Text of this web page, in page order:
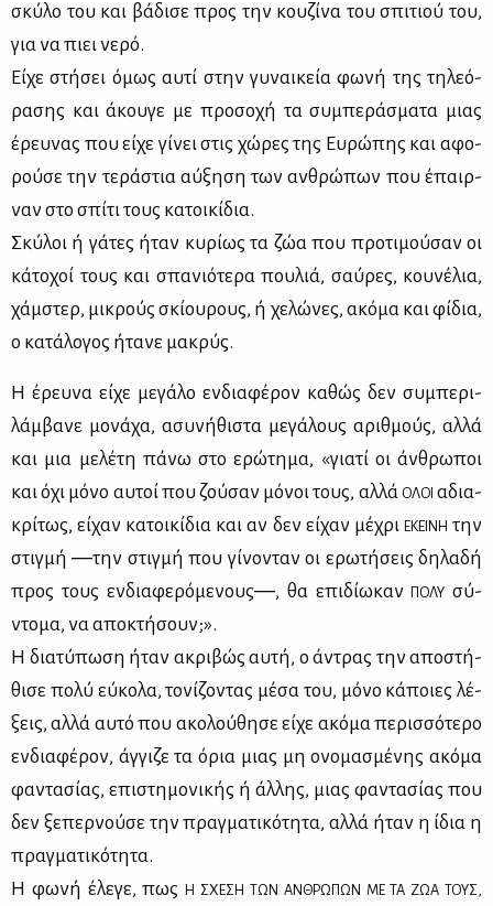
σκύ­λο του και βά­δι­σε προς την κου­ζί­να του σπι­τιού του,
για να πιει νε­ρό.
Εί­χε στή­σει όμως αυ­τί στην γυ­ναι­κεία φω­νή της τη­λε­ό­
ρα­σης και άκου­γε με προ­σο­χή τα συ­μπε­ρά­σμα­τα μιας
έρευ­νας που εί­χε γί­νει στις χώ­ρες της Ευ­ρώ­πης και αφο­
ρού­σε την τε­ρά­στια αύ­ξη­ση των αν­θρώ­πων που έπαιρ­
ναν στο σπί­τι τους κα­τοι­κί­δια.
Σκύ­λοι ή γά­τες ήταν κυ­ρί­ως τα ζώα που προ­τι­μού­σαν οι
κά­το­χοί τους και σπα­νιό­τε­ρα που­λιά, σαύ­ρες, κου­νέ­λια,
χάμ­στερ, μι­κρούς σκί­ου­ρους, ή χε­λώ­νες, ακό­μα και φί­δια,
ο κα­τά­λο­γος ήτα­νε μα­κρύς.
Η έρευ­να εί­χε με­γά­λο εν­δια­φέ­ρον κα­θώς δεν συ­μπε­ρι­
λάμ­βα­νε μο­νά­χα, ασυ­νή­θι­στα με­γά­λους αριθ­μούς, αλ­λά
και μια με­λέ­τη πά­νω στο ερώ­τη­μα, «για­τί οι άν­θρω­ποι
και όχι μό­νο αυ­τοί που ζού­σαν μό­νοι τους, αλ­λά ΟΛΟΙ αδια­
κρί­τως, εί­χαν κα­τοι­κί­δια και αν δεν εί­χαν μέ­χρι ΕΚΕΙ­ΝΗ την
στιγ­μή ―την στιγ­μή που γί­νο­νταν οι ερω­τή­σεις δη­λα­δή
προς τους εν­δια­φε­ρό­με­νους―, θα επι­δί­ω­καν ΠΟ­ΛΥ σύ­
ντο­μα, να απο­κτή­σουν;».
Η δια­τύ­πω­ση ήταν ακρι­βώς αυ­τή, ο άντρας την απο­στή­
θι­σε πο­λύ εύ­κο­λα, το­νί­ζο­ντας μέ­σα του, μό­νο κά­ποιες λέ­
ξεις, αλ­λά αυ­τό που ακο­λού­θη­σε εί­χε ακό­μα πε­ρισ­σό­τε­ρο
εν­δια­φέ­ρον, άγ­γι­ζε τα όρια μιας μη ονο­μα­σμέ­νης ακό­μα
φα­ντα­σί­ας, επι­στη­μο­νι­κής ή άλ­λης, μιας φα­ντα­σί­ας που
δεν ξε­περ­νού­σε την πραγ­μα­τι­κό­τη­τα, αλ­λά ήταν η ίδια η
πραγ­μα­τι­κό­τη­τα.
Η φω­νή έλε­γε, πωςΗ ΣΧΕ­ΣΗ ΤΩΝ ΑΝ­ΘΡΩ­ΠΩΝ ΜΕ ΤΑ ΖΩΑ ΤΟΥΣ,